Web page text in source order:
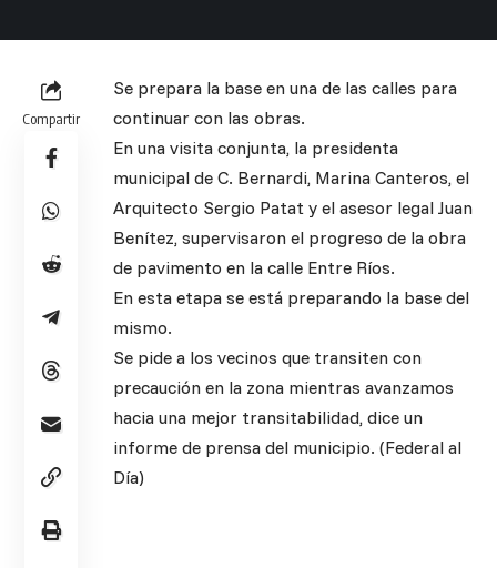
Compartir
Se prepara la base en una de las calles para
continuar con las obras.
En una visita conjunta, la presidenta
municipal de C. Bernardi, Marina Canteros, el
Arquitecto Sergio Patat y el asesor legal Juan
Benítez, supervisaron el progreso de la obra
de pavimento en la calle Entre Ríos.
En esta etapa se está preparando la base del
mismo.
Se pide a los vecinos que transiten con
precaución en la zona mientras avanzamos
hacia una mejor transitabilidad, dice un
informe de prensa del municipio. (Federal al
Día)